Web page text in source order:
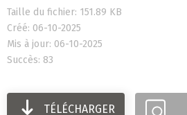
Taille du fichier: 151.89 KB
Créé: 06-10-2025
Mis à jour: 06-10-2025
Succès: 83
TÉLÉCHARGER